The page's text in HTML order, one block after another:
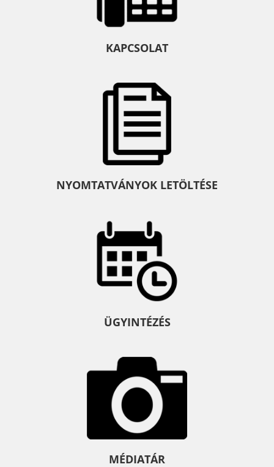
KAPCSOLAT
NYOMTATVÁNYOK LETÖLTÉSE
ÜGYINTÉZÉS
MÉDIATÁR